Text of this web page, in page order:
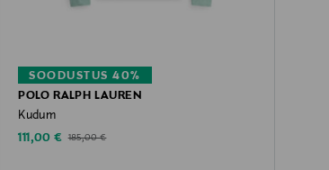
SOODUSTUS 40%
POLO RALPH LAUREN
Kudum
Discounted Price
111,00 € Original Price
185,00 €